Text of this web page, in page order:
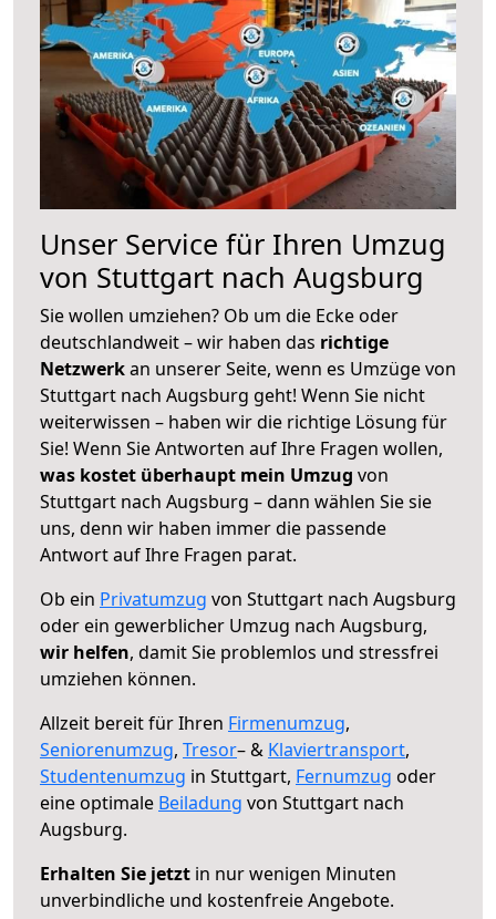
Unser Service für Ihren Umzug
von Stuttgart nach Augsburg
Sie wollen umziehen? Ob um die Ecke oder
deutschlandweit – wir haben das richtige
Netzwerkan unserer Seite, wenn es Umzüge von
Stuttgart nach Augsburg geht! Wenn Sie nicht
weiterwissen – haben wir die richtige Lösung für
Sie! Wenn Sie Antworten auf Ihre Fragen wollen,
was kostet überhaupt mein Umzug von
Stuttgart nach Augsburg – dann wählen Sie sie
uns, denn wir haben immer die passende
Antwort auf Ihre Fragen parat.
Ob ein Privatumzug von Stuttgart nach Augsburg
oder ein gewerblicher Umzug nach Augsburg,
wir helfen, damit Sie problemlos und stressfrei
umziehen können.
Allzeit bereit für Ihren Firmenumzug,
Seniorenumzug, Tresor– & Klaviertransport,
Studentenumzug in Stuttgart, Fernumzug oder
eine optimale Beiladung von Stuttgart nach
Augsburg.
Erhalten Sie jetzt in nur wenigen Minuten
unverbindliche und kostenfreie Angebote.